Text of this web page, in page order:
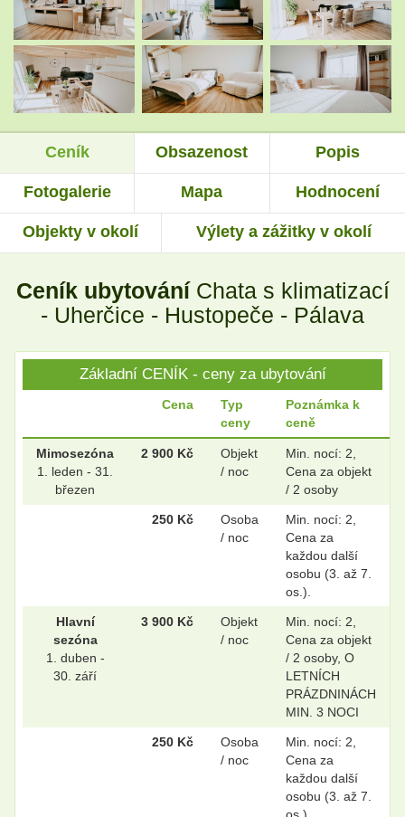
Ceník Obsazenost Popis
Fotogalerie Mapa Hodnocení
Objekty v okolí Výlety a zážitky v okolí
Ceník ubytování Chata s klimatizací
- Uherčice - Hustopeče - Pálava
Základní CENÍK - ceny za ubytování
Cena
Typ
ceny
Poznámka k
ceně
Mimosezóna
1. leden - 31.
březen
2 900 Kč
Objekt
/ noc
Min. nocí: 2,
Cena za objekt
/ 2 osoby
250 Kč
Osoba
/ noc
Min. nocí: 2,
Cena za
každou další
osobu (3. až 7.
os.).
Hlavní
sezóna
1. duben -
30. září
3 900 Kč
Objekt
/ noc
Min. nocí: 2,
Cena za objekt
/ 2 osoby, O
LETNÍCH
PRÁZDNINÁCH
MIN. 3 NOCI
250 Kč
Osoba
/ noc
Min. nocí: 2,
Cena za
každou další
osobu (3. až 7.
os.)